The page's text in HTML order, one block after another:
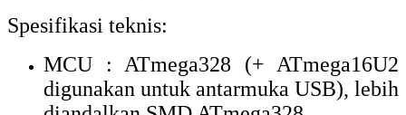
Spesifikasi teknis:
MCU : ATmega328 (+ ATmega16U2
digunakan untuk antarmuka USB), lebih